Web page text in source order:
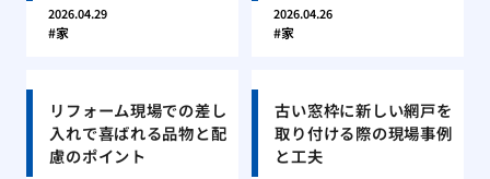
2026.04.29
家
2026.04.26
家
リフォーム現場での差し
入れで喜ばれる品物と配
慮のポイント
古い窓枠に新しい網戸を
取り付ける際の現場事例
と工夫